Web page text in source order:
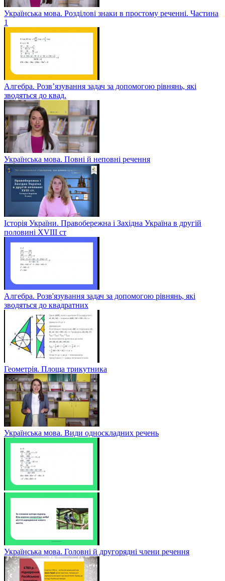
Українська мова. Розділові знаки в простому реченні. Частина
1
Алгебра. Розв’язування задач за допомогою рівнянь, які
зводяться до квад.
Українська мова. Повні й неповні речення
Історія України. Правобережна і Західна Україна в другій
половині XVIII ст
Алгебра. Розв'язування задач за допомогою рівнянь, які
зводяться до квадратних
Геометрія. Площа трикутника
Українська мова. Види односкладних речень
Українська мова. Головні й другорядні члени речення